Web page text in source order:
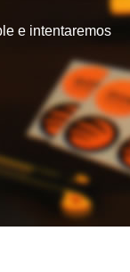
e intentaremos